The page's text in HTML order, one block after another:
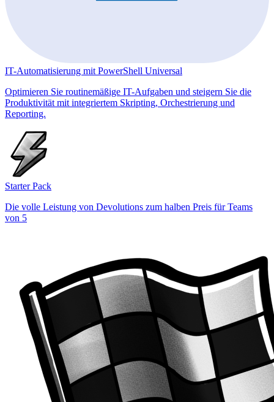
IT-Automatisierung mit PowerShell Universal
Optimieren Sie routinemäßige IT-Aufgaben und steigern Sie die
Produktivität mit integriertem Skripting, Orchestrierung und
Reporting.
Starter Pack
Die volle Leistung von Devolutions zum halben Preis für Teams
von 5